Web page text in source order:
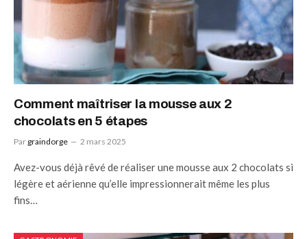
Comment maîtriser la mousse aux 2
chocolats en 5 étapes
Par graindorge 2 mars 2025
Avez-vous déjà rêvé de réaliser une mousse aux 2 chocolats si
légère et aérienne qu’elle impressionnerait même les plus
fins…